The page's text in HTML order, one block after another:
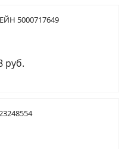
5000717649
руб.